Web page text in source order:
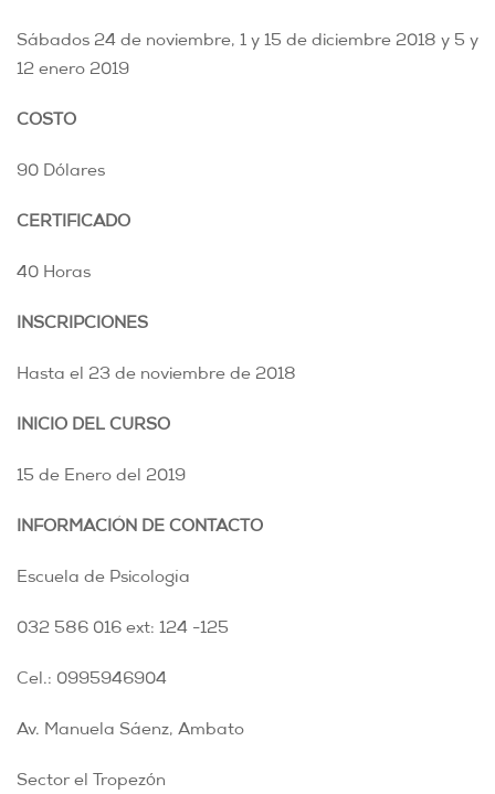
Sábados 24 de noviembre, 1 y 15 de diciembre 2018 y 5 y
12 enero 2019
COSTO
90 Dólares
CERTIFICADO
40 Horas
INSCRIPCIONES
Hasta el 23 de noviembre de 2018
INICIO DEL CURSO
15 de Enero del 2019
INFORMACIÓN DE CONTACTO
Escuela de Psicología
032 586 016 ext: 124 -125
Cel.: 0995946904
Av. Manuela Sáenz, Ambato
Sector el Tropezón